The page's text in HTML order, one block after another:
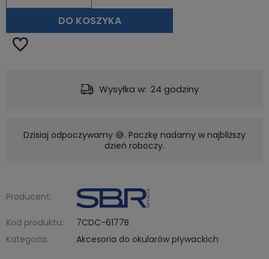
DO KOSZYKA
Dostawa: od 11,99 zł - DPD punkty Pickup
Dzisiaj odpoczywamy 😅. Paczkę nadamy w najbliższy
dzień roboczy.
Producent:
Kod produktu:
7CDC-6177B
Kategoria:
Akcesoria do okularów pływackich